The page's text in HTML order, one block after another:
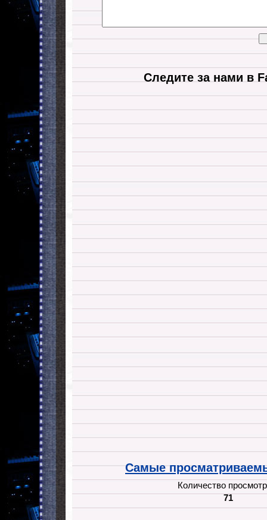
Следите за нами в
Самые
Количество
71